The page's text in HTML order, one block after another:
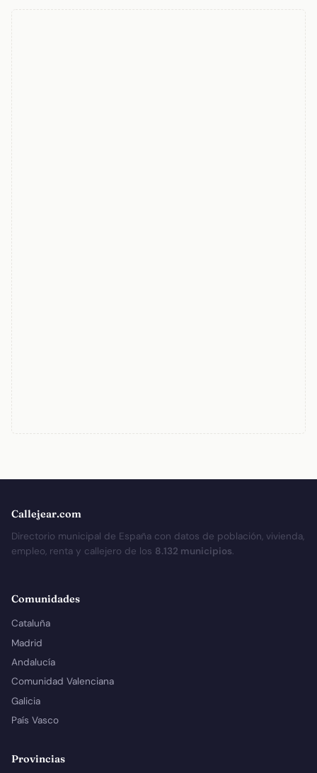
Callejear.com
Directorio municipal de España con datos de población, vivienda,
empleo, renta y callejero de los 8.132 municipios.
Comunidades
Cataluña
Madrid
Andalucía
Comunidad Valenciana
Galicia
País Vasco
Provincias